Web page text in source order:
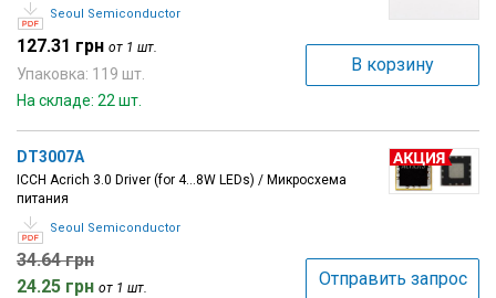
Seoul Semiconductor
127.31 грн от 1 шт.
Упаковка: 119 шт.
На складе: 22 шт.
В корзину
DT3007A
ICCH Acrich 3.0 Driver (for 4...8W LEDs) / Микросхема
питания
Seoul Semiconductor
34.64 грн
24.25 грн от 1 шт. Отправить запрос